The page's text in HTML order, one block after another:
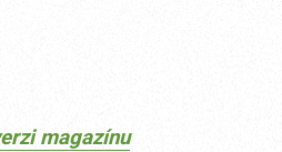
magazínu